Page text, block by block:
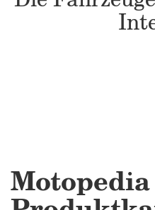
Motopedia